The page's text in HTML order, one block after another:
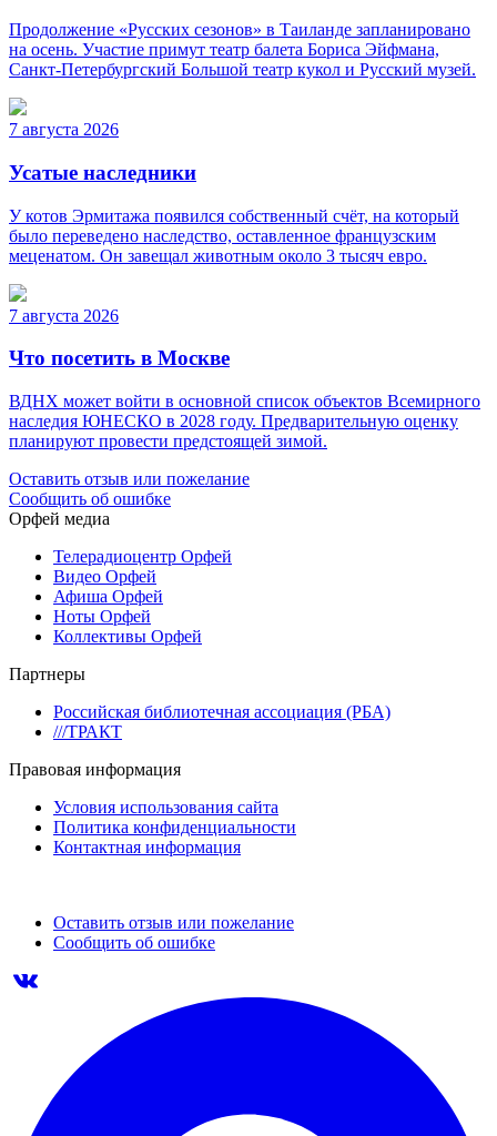
Продолжение «Русских сезонов» в Таиланде запланировано
на осень. Участие примут театр балета Бориса Эйфмана,
Санкт-Петербургский Большой театр кукол и Русский музей.
7 августа 2026
Усатые наследники
У котов Эрмитажа появился собственный счёт, на который
было переведено наследство, оставленное французским
меценатом. Он завещал животным около 3 тысяч евро.
7 августа 2026
Что посетить в Москве
ВДНХ может войти в основной список объектов Всемирного
наследия ЮНЕСКО в 2028 году. Предварительную оценку
планируют провести предстоящей зимой.
Оставить отзыв или пожелание
Сообщить об ошибке
Орфей медиа
Телерадиоцентр Орфей
Видео Орфей
Афиша Орфей
Ноты Орфей
Коллективы Орфей
Партнеры
Российская библиотечная ассоциация (РБА)
///ТРАКТ
Правовая информация
Условия использования сайта
Политика конфиденциальности
Контактная информация
Оставить отзыв или пожелание
Сообщить об ошибке